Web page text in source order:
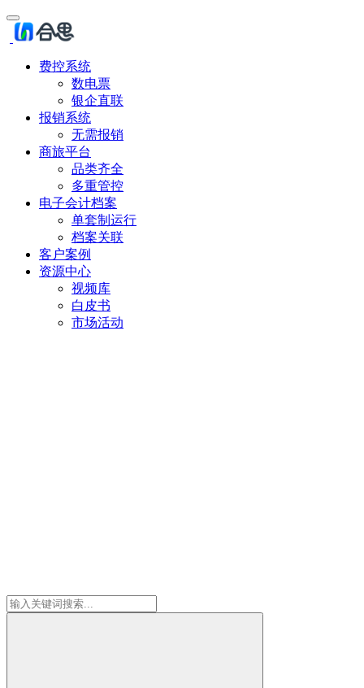
费控系统
数电票
银企直联
报销系统
无需报销
商旅平台
品类齐全
多重管控
电子会计档案
单套制运行
档案关联
客户案例
资源中心
视频库
白皮书
市场活动